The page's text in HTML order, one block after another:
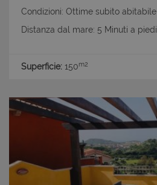
Condizioni: Ottime subito abitabile
Distanza dal mare: 5 Minuti a piedi
Superficie: 150m2